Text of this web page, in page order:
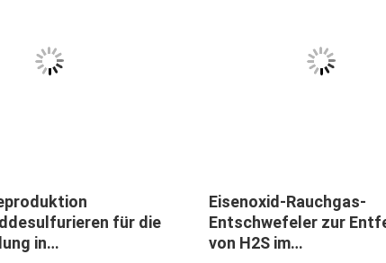
für die
in
Eisenoxid-Rauchgas-
Entschwefeler zur
von H2S im